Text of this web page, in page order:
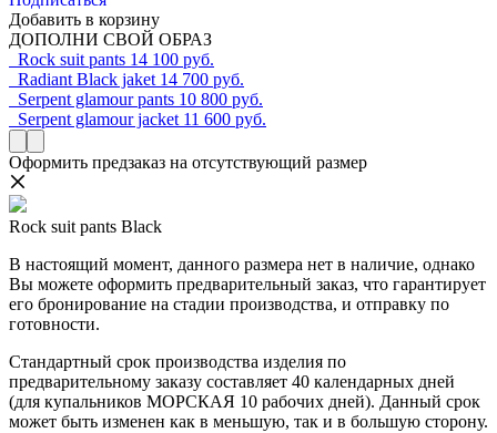
Добавить в корзину
ДОПОЛНИ СВОЙ ОБРАЗ
Rock suit pants 14 100 руб.
Radiant Black jaket 14 700 руб.
Serpent glamour pants 10 800 руб.
Serpent glamour jacket 11 600 руб.
Оформить предзаказ на отсутствующий размер
Rock suit pants Black
В настоящий момент, данного размера нет в наличие, однако
Вы можете оформить предварительный заказ, что гарантирует
его бронирование на стадии производства, и отправку по
готовности.
Стандартный срок производства изделия по
предварительному заказу составляет 40 календарных дней
(для купальников МОРСКАЯ 10 рабочих дней). Данный срок
может быть изменен как в меньшую, так и в большую сторону.